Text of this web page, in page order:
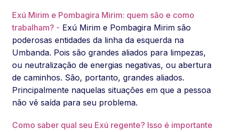
Exú Mirim e Pombagira Mirim: quem são e como
trabalham? - Exú Mirim e Pombagira Mirim são
poderosas entidades da linha da esquerda na
Umbanda. Pois são grandes aliados para limpezas,
ou neutralização de energias negativas, ou abertura
de caminhos. São, portanto, grandes aliados.
Principalmente naquelas situações em que a pessoa
não vê saída para seu problema.
Como saber qual seu Exú regente? Isso é importante